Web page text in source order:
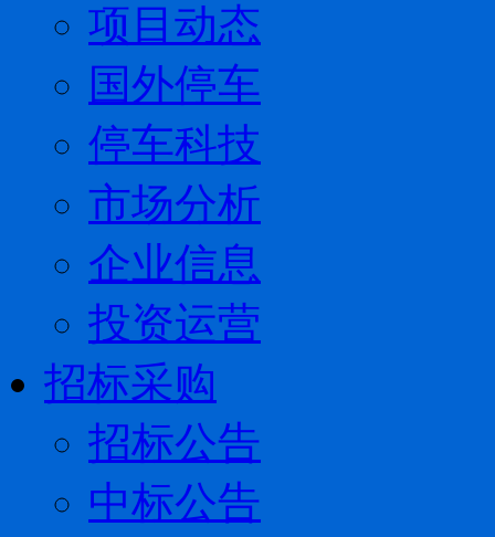
项目动态
国外停车
停车科技
市场分析
企业信息
投资运营
招标采购
招标公告
中标公告